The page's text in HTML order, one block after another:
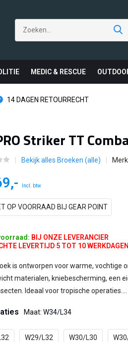
MEDIC & RESCUE
14 DAGEN RETOURRECHT
Striker TT
Bekijk alles Broeken (alle)
Incl. btw
OP VOORRAAD BIJ GEAR POINT
BIJ ONZE LEVERANCIER
LEVERTIJD 5 TOT 10
is ontworpen voor warme, vochtige
materialen, kniebescherming, een
Ideaal voor tropische
Maat: W34/L34
W29/L32 W30/L30